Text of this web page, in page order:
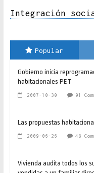
Integración
Popular
Gobierno inicia
habitacionales PET
2007-10-30 91
Las propuestas
2009-06-26 48
Vivienda audita todos los